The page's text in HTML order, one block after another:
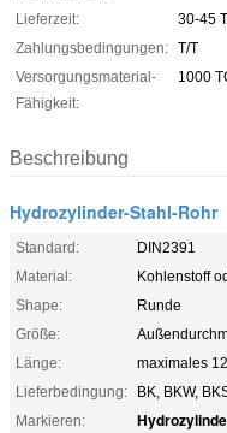
Lieferzeit:
30-45
Zahlungsbedingungen: T/T
Versorgungsmaterial-
Fähigkeit:
1000
Beschreibung
Hydrozylinder-Stahl-Rohr
Standard:
DIN2391
Material:
Kohlenstoff
Shape:
Runde
Größe:
Länge:
maximales
Lieferbedingung:
BK, BKW,
Markieren: